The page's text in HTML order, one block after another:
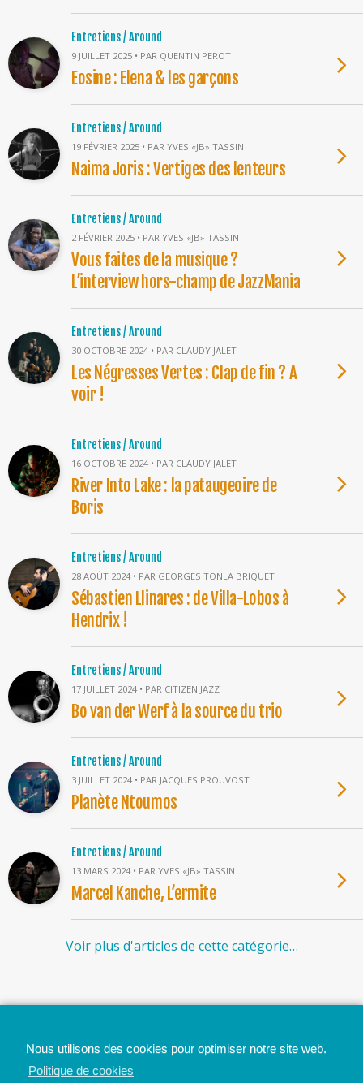
Entretiens / Around
9 JUILLET 2025 • PAR QUENTIN PEROT
Eosine : Elena & les garçons
Entretiens / Around
19 FÉVRIER 2025 • PAR YVES «JB» TASSIN
Naima Joris : Vertiges des lenteurs
Entretiens / Around
2 FÉVRIER 2025 • PAR YVES «JB» TASSIN
Vous faites de la musique ?
L’interview hors-champ de JazzMania
Entretiens / Around
30 OCTOBRE 2024 • PAR CLAUDY JALET
Les Négresses Vertes : Clap de fin ? A
voir !
Entretiens / Around
16 OCTOBRE 2024 • PAR CLAUDY JALET
River Into Lake : la pataugeoire de
Boris
Entretiens / Around
28 AOÛT 2024 • PAR GEORGES TONLA BRIQUET
Sébastien Llinares : de Villa-Lobos à
Hendrix !
Entretiens / Around
17 JUILLET 2024 • PAR CITIZEN JAZZ
Bo van der Werf à la source du trio
Entretiens / Around
3 JUILLET 2024 • PAR JACQUES PROUVOST
Planète Ntoumos
Entretiens / Around
13 MARS 2024 • PAR YVES «JB» TASSIN
Marcel Kanche, L’ermite
Voir plus d'articles de cette catégorie…
Nous utilisons des cookies pour optimiser notre site web.
Politique de cookies